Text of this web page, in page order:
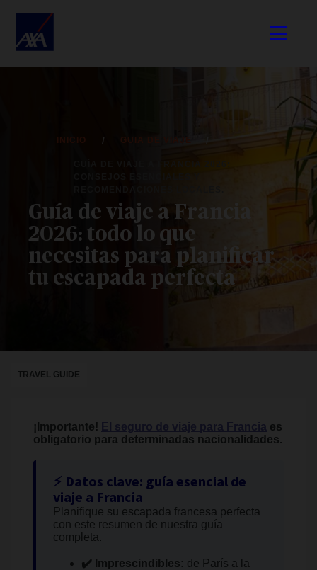
INICIO
Guía de viaje a Francia
2026: todo lo que
necesitas para planificar
tu escapada perfecta
TRAVEL GUIDE
¡Importante! El seguro de viaje para Francia es
obligatorio para determinadas nacionalidades.
⚡ Datos clave: guía esencial de
viaje a Francia
Planifique su escapada francesa perfecta
con este resumen de nuestra guía
completa.
✔️ Imprescindibles: de París a la